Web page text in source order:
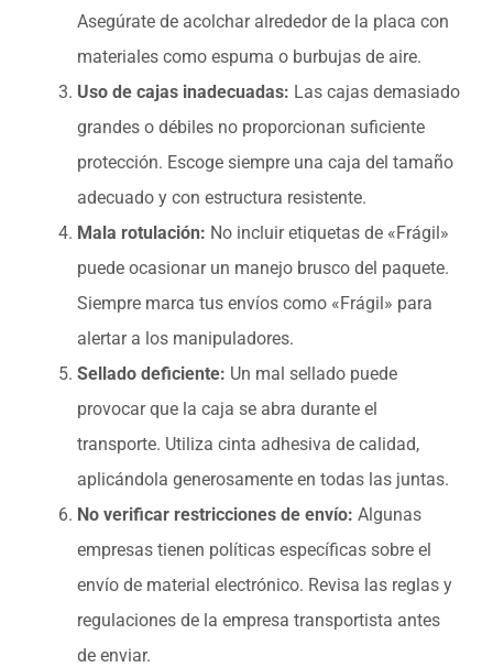
Asegúrate de acolchar alrededor de la placa con
materiales como espuma o burbujas de aire.
Uso de cajas inadecuadas: Las cajas demasiado
grandes o débiles no proporcionan suficiente
protección. Escoge siempre una caja del tamaño
adecuado y con estructura resistente.
Mala rotulación: No incluir etiquetas de «Frágil»
puede ocasionar un manejo brusco del paquete.
Siempre marca tus envíos como «Frágil» para
alertar a los manipuladores.
Sellado deficiente: Un mal sellado puede
provocar que la caja se abra durante el
transporte. Utiliza cinta adhesiva de calidad,
aplicándola generosamente en todas las juntas.
No verificar restricciones de envío: Algunas
empresas tienen políticas específicas sobre el
envío de material electrónico. Revisa las reglas y
regulaciones de la empresa transportista antes
de enviar.